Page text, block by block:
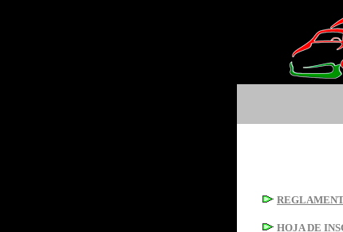
HOJA DE